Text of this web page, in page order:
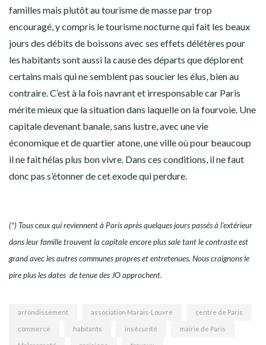
familles mais plutôt au tourisme de masse par trop
encouragé, y compris le tourisme nocturne qui fait les beaux
jours des débits de boissons avec ses effets délétères pour
les habitants sont aussi la cause des départs que déplorent
certains mais qui ne semblent pas soucier les élus, bien au
contraire. C’est à la fois navrant et irresponsable car Paris
mérite mieux que la situation dans laquelle on la fourvoie. Une
capitale devenant banale, sans lustre, avec une vie
économique et de quartier atone, une ville où pour beaucoup
il ne fait hélas plus bon vivre. Dans ces conditions, il ne faut
donc pas s’étonner de cet exode qui perdure.
(*) Tous ceux qui reviennent à Paris après quelques jours passés à l’extérieur
dans leur famille trouvent la capitale encore plus sale tant le contraste est
grand avec les autres communes propres et entretenues. Nouscraignonsle
pire plus les dates de tenue des JOapprochent.
arrondissement association Marais-Louvre centre de Paris
commerce habitants insécurité mairie de Paris